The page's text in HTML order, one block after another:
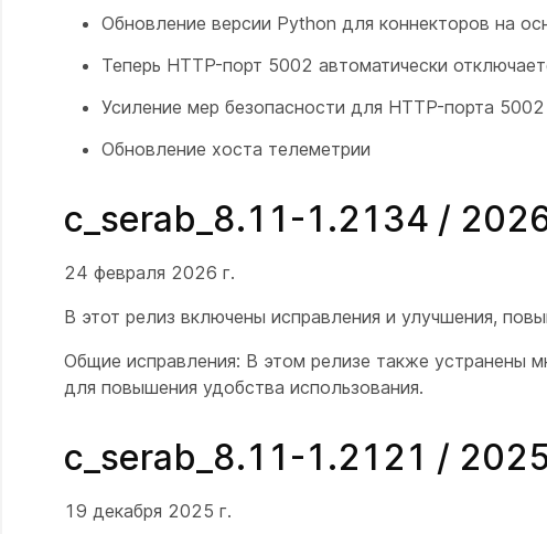
Обновление версии Python для коннекторов на
Теперь HTTP-порт 5002 автоматически
Усиление мер безопасности для HTTP-порта 5002
Обновление хоста телеметрии
c_serab_8.11-1.2134 /
24 февраля 2026 г.
В этот релиз включены исправления и улучшения,
Общие исправления: В этом релизе также устранены
для повышения удобства использования.
c_serab_8.11-1.2121 /
19 декабря 2025 г.